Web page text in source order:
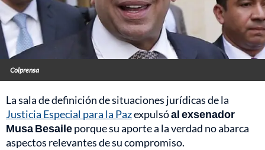
Colprensa
La sala de definición de situaciones jurídicas de la
Justicia Especial para la Pazexpulsóal exsenador
Musa Besaileporque su aporte a la verdad no abarca
aspectos relevantes de su compromiso.